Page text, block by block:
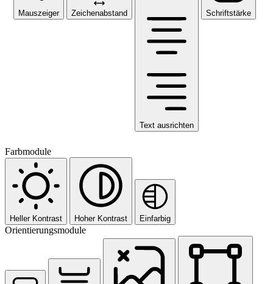
Mauszeiger Zeichenabstand
Text ausrichten
Schriftstärke
Farbmodule
Heller Kontrast Hoher Kontrast Einfarbig
Orientierungsmodule